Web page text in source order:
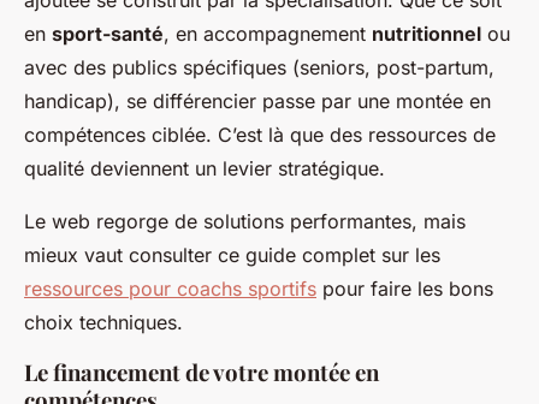
en sport-santé, en accompagnement nutritionnel ou
avec des publics spécifiques (seniors, post-partum,
handicap), se différencier passe par une montée en
compétences ciblée. C’est là que des ressources de
qualité deviennent un levier stratégique.
Le web regorge de solutions performantes, mais
mieux vaut consulter ce guide complet sur les
ressources pour coachs sportifs pour faire les bons
choix techniques.
Le financement de votre montée en